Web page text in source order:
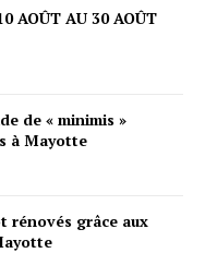
AOÛT AU 30 AOÛT
de « minimis »
à Mayotte
rénovés grâce aux